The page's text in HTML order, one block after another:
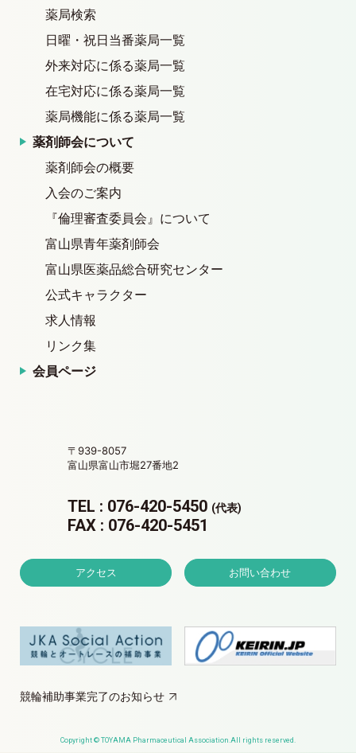
薬局検索
日曜・祝日当番薬局一覧
外来対応に係る薬局一覧
在宅対応に係る薬局一覧
薬局機能に係る薬局一覧
薬剤師会について
薬剤師会の概要
入会のご案内
『倫理審査委員会』について
富山県青年薬剤師会
富山県医薬品総合研究センター
公式キャラクター
求人情報
リンク集
会員ページ
〒939-8057
富山県富山市堀27番地2
TEL : 076-420-5450 (代表)
FAX : 076-420-5451
アクセス お問い合わせ
競輪補助事業完了のお知らせ
Copyright © TOYAMA Pharmaceutical Association.All rights reserved.